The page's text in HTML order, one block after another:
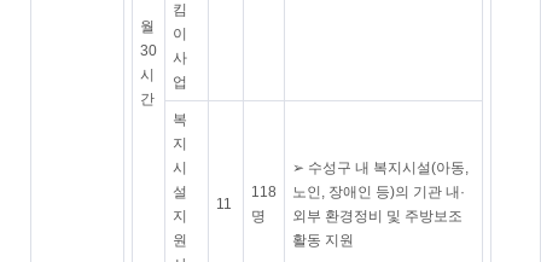
월
30
시
간
킴
이
사
업
복
지
시
설
지
원
11
118
명
➢ 수성구 내 복지시설(아동,
노인, 장애인 등)의 기관 내·
외부 환경정비 및 주방보조
활동 지원